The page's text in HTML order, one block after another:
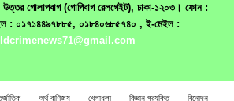
উত্তর গোলাপবাগ (গোপিবাগ রেলগেইট), ঢাকা-১২০৩। ফোন :
: ০১৭১৪৪৯৭৮৮৫, ০১৮৪০৬৮৫৭৪০ , ই-মেইল :
অর্থ বাণিজ্য খেলাধূলা বিজ্ঞান প্রযুক্তি বিনোদন